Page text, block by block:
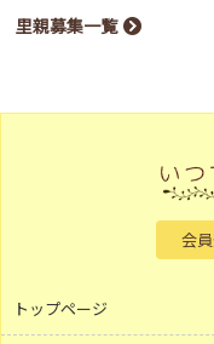
里親募集一覧
会
トップページ